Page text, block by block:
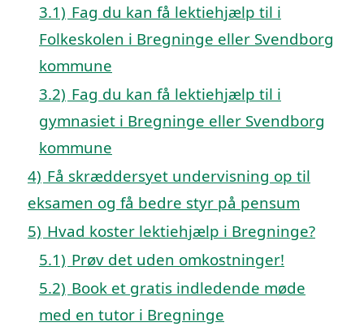
3.1) Fag du kan få lektiehjælp til i
Folkeskolen i Bregninge eller Svendborg
kommune
3.2) Fag du kan få lektiehjælp til i
gymnasiet i Bregninge eller Svendborg
kommune
4) Få skræddersyet undervisning op til
eksamen og få bedre styr på pensum
5) Hvad koster lektiehjælp i Bregninge?
5.1) Prøv det uden omkostninger!
5.2) Book et gratis indledende møde
med en tutor i Bregninge